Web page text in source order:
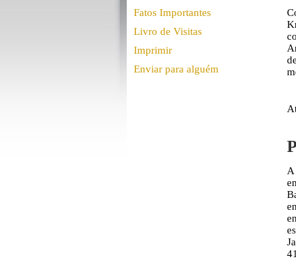
Fatos Importantes
Livro de Visitas
Imprimir
Enviar para alguém
A